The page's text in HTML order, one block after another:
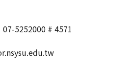
5252000 # 4571